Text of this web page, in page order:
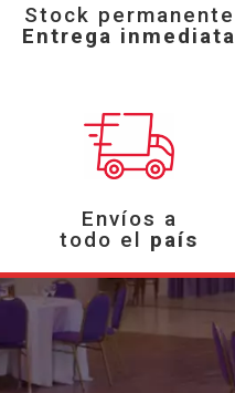
Stock permanente
Entrega inmediata
Envíos a
todo el país